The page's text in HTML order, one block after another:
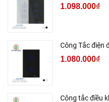
1.098.000₫
Công Tắc điện
1.080.000₫
Công tắc điều